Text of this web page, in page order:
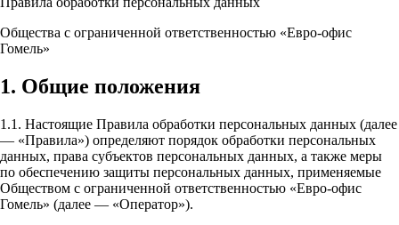
Общества с ограниченной ответственностью «Евро-офис
Гомель»
1. Общие положения
1.1. Настоящие Правила обработки персональных данных (далее
— «Правила») определяют порядок обработки персональных
данных, права субъектов персональных данных, а также меры
по обеспечению защиты персональных данных, применяемые
Обществом с ограниченной ответственностью «Евро-офис
Гомель» (далее — «Оператор»).